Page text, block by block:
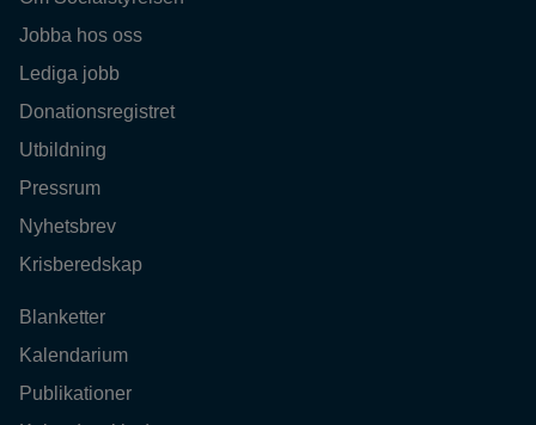
Jobba hos oss
Lediga jobb
Donationsregistret
Utbildning
Pressrum
Nyhetsbrev
Krisberedskap
Blanketter
Kalendarium
Publikationer